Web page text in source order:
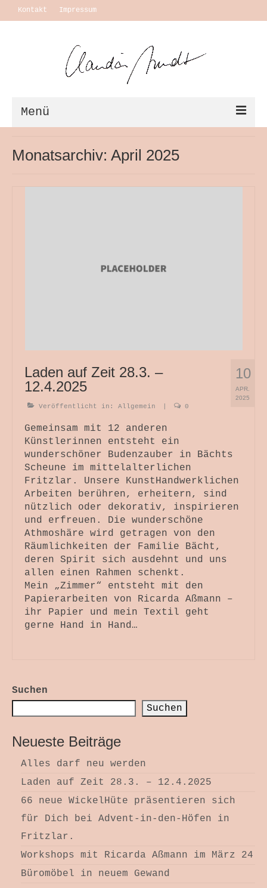
Kontakt Impressum
Menü
Werkstattverkauf
Wir Drei
Kurse + Termine
Die Zeit Atmet – SoulPage
Lichtspuren – SoulPage
Monatsarchiv: April 2025
10
APR.
2025
Laden auf Zeit 28.3. –
12.4.2025
Veröffentlicht in: Allgemein 0
Gemeinsam mit 12 anderen
Künstlerinnen entsteht ein
wunderschöner Budenzauber in Bächts
Scheune im mittelalterlichen
Fritzlar. Unsere KunstHandwerklichen
Arbeiten berühren, erheitern, sind
nützlich oder dekorativ, inspirieren
und erfreuen. Die wunderschöne
Athmoshäre wird getragen von den
Räumlichkeiten der Familie Bächt,
deren Spirit sich ausdehnt und uns
allen einen Rahmen schenkt.
Mein „Zimmer“ entsteht mit den
Papierarbeiten von Ricarda Aßmann –
ihr Papier und mein Textil geht
gerne Hand in Hand…
Suchen
Suchen
Neueste Beiträge
Alles darf neu werden
Laden auf Zeit 28.3. – 12.4.2025
66 neue WickelHüte präsentieren sich
für Dich bei Advent-in-den-Höfen in
Fritzlar.
Workshops mit Ricarda Aßmann im März 24
Büromöbel in neuem Gewand